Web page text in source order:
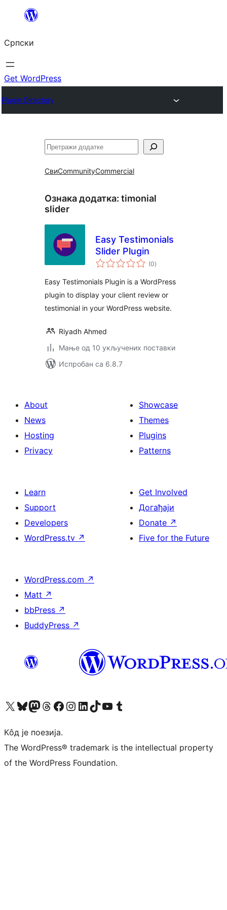
Скочи
садржај
Српски
Get WordPress
Plugin Directory
Претрага
СвиCommunityCommercial
Ознака додатка: timonial
slider
Easy Testimonials
Slider Plugin
(0укупних
оцена
)
Easy Testimonials Plugin is a WordPress
plugin to display your client review or
testimonial in your WordPress website.
Riyadh Ahmed
Мање од 10 укључених поставки
Испробан са 6.8.7
About
News
Hosting
Privacy
Showcase
Themes
Plugins
Patterns
Learn
Support
Developers
WordPress.tv ↗
Get Involved
Догађаји
Donate ↗
Five for the Future
WordPress.com ↗
Matt ↗
bbPress ↗
BuddyPress ↗
Visit our X (formerly Twitter) account
Посетите наш Bluesky налог
Visit our Mastodon account
Посетите наш налог на Threads-у Visit our Facebook page
Посетите наш Инстаграм налог
Visit our LinkedIn account
Посетите наш TikTok налог
Visit our YouTube channel
Посетите наш Tumblr налог
Кôд је поезија.
The WordPress® trademark is the intellectual property
of the WordPress Foundation.